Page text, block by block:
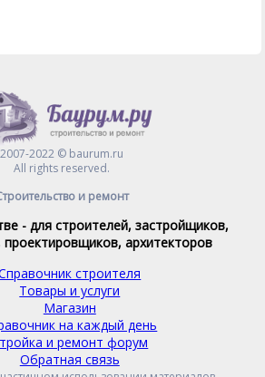
2007-2022 © baurum.ru
All rights reserved.
и ремонт
- для строителей, застройщиков,
проектировщиков, архитекторов
строителя
Товары и услуги
Магазин
на каждый день
и ремонт форум
Обратная связь